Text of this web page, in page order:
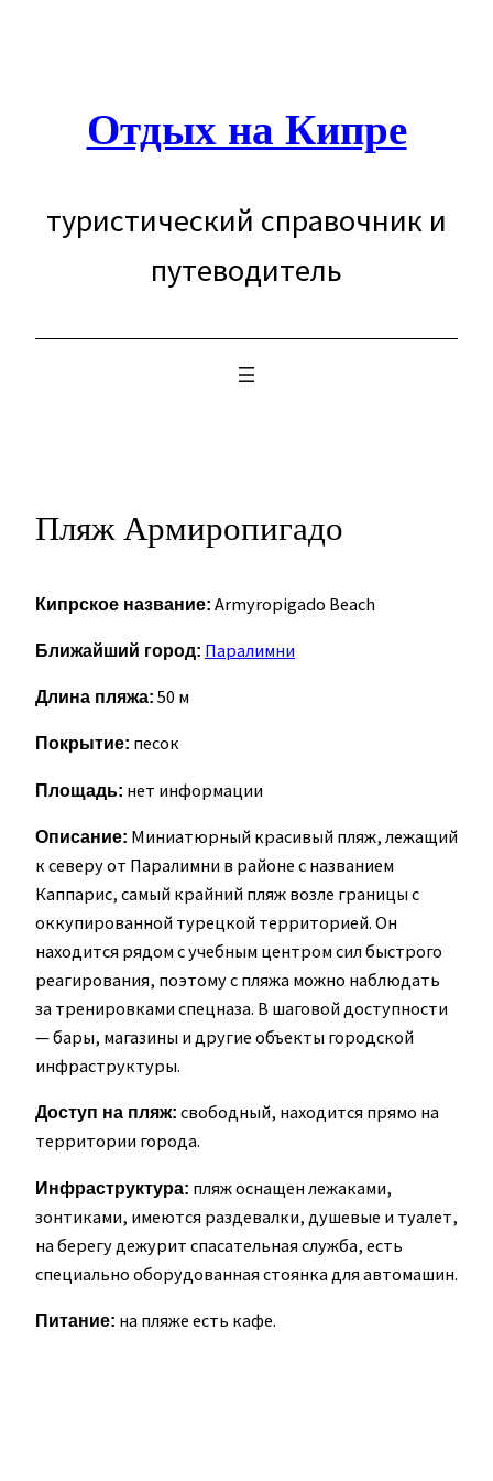
Отдых на Кипре
туристический справочник и
путеводитель
Пляж Армиропигадо
Кипрское название: Armyropigado Beach
Ближайший город: Паралимни
Длина пляжа: 50 м
Покрытие: песок
Площадь: нет информации
Описание: Миниатюрный красивый пляж, лежащий
к северу от Паралимни в районе с названием
Каппарис, самый крайний пляж возле границы с
оккупированной турецкой территорией. Он
находится рядом с учебным центром сил быстрого
реагирования, поэтому с пляжа можно наблюдать
за тренировками спецназа. В шаговой доступности
— бары, магазины и другие объекты городской
инфраструктуры.
Доступ на пляж: свободный, находится прямо на
территории города.
Инфраструктура: пляж оснащен лежаками,
зонтиками, имеются раздевалки, душевые и туалет,
на берегу дежурит спасательная служба, есть
специально оборудованная стоянка для автомашин.
Питание: на пляже есть кафе.